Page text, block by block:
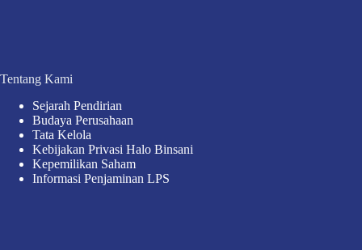
Tentang Kami
Sejarah Pendirian
Budaya Perusahaan
Tata Kelola
Kebijakan Privasi Halo Binsani
Kepemilikan Saham
Informasi Penjaminan LPS